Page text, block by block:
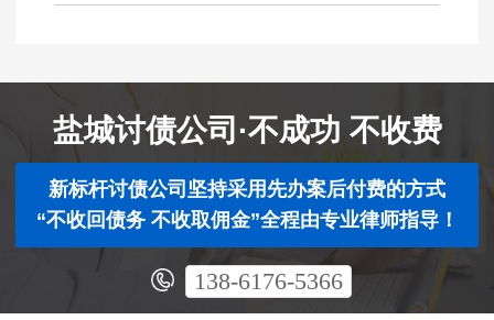
盐城讨债公司·不成功 不收费
新标杆讨债公司坚持采用先办案后付费的方式
“不收回债务 不收取佣金”全程由专业律师指导！
138-6176-5366